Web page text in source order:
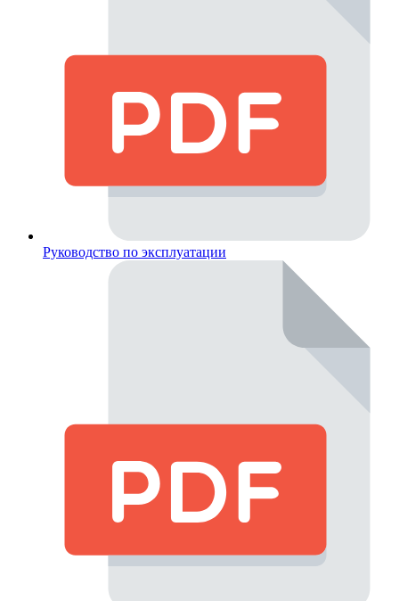
Руководство по эксплуатации